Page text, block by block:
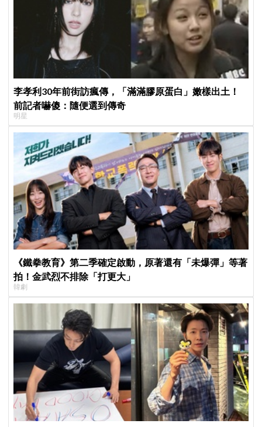
李孝利30年前街訪瘋傳，「滿滿膠原蛋白」嫩樣出土！
前記者嚇傻：隨便選到傳奇
明星
《鐵拳教育》第二季確定啟動，原著還有「未爆彈」等著
拍！金武烈不排除「打更大」
韓劇